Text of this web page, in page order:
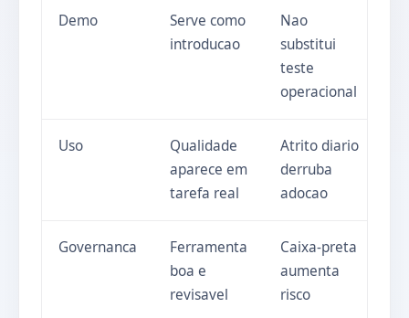
Demo
Serve como
introducao
Nao
substitui
teste
operacional
Uso
Qualidade
aparece em
tarefa real
Atrito diario
derruba
adocao
Governanca
Ferramenta
boa e
revisavel
Caixa-preta
aumenta
risco